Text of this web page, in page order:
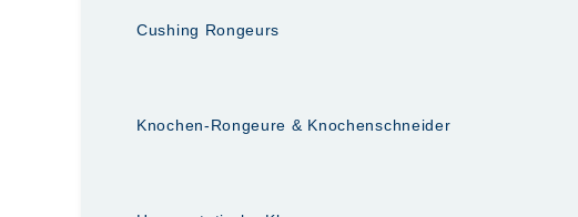
Cushing Rongeurs
Knochen-Rongeure & Knochenschneider